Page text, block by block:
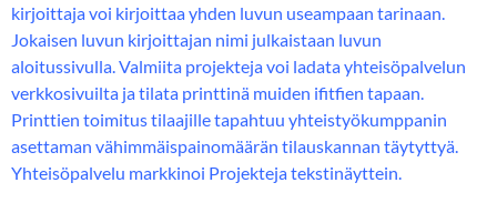
kirjoittaja voi kirjoittaa yhden luvun useampaan tarinaan.
Jokaisen luvun kirjoittajan nimi julkaistaan luvun
aloitussivulla. Valmiita projekteja voi ladata yhteisöpalvelun
verkkosivuilta ja tilata printtinä muiden ifitfien tapaan.
Printtien toimitus tilaajille tapahtuu yhteistyökumppanin
asettaman vähimmäispainomäärän tilauskannan täytyttyä.
Yhteisöpalvelu markkinoi Projekteja tekstinäyttein.